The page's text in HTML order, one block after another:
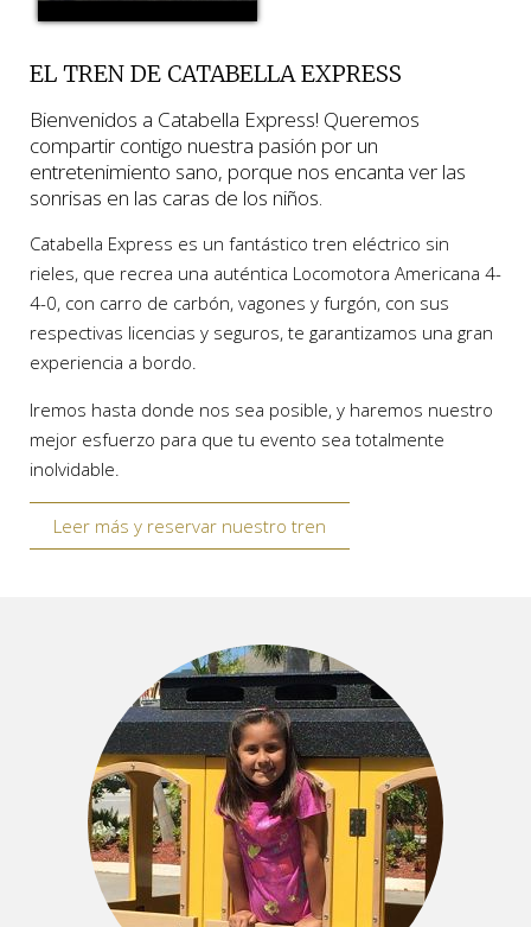
EL TREN DE CATABELLA EXPRESS
Bienvenidos a Catabella Express! Queremos
compartir contigo nuestra pasión por un
entretenimiento sano, porque nos encanta ver las
sonrisas en las caras de los niños.
Catabella Express es un fantástico tren eléctrico sin
rieles, que recrea una auténtica Locomotora Americana 4-
4-0, con carro de carbón, vagones y furgón, con sus
respectivas licencias y seguros, te garantizamos una gran
experiencia a bordo.
Iremos hasta donde nos sea posible, y haremos nuestro
mejor esfuerzo para que tu evento sea totalmente
inolvidable.
Leer más y reservar nuestro tren